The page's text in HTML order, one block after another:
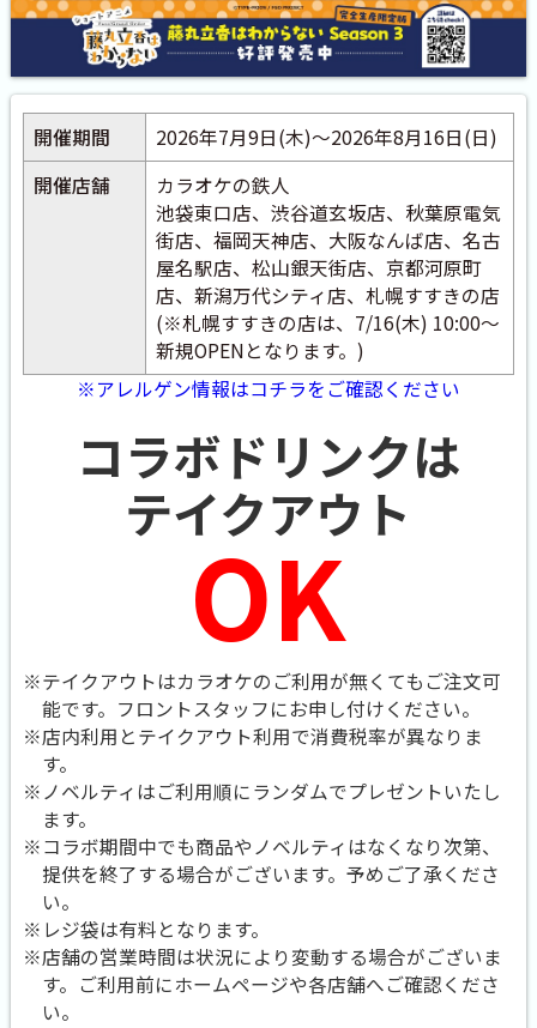
開催期間
2026年7月9日(木)～2026年8月16日(日)
開催店舗
カラオケの鉄人
池袋東口店、渋谷道玄坂店、秋葉原電気
街店、福岡天神店、大阪なんば店、名古
屋名駅店、松山銀天街店、京都河原町
店、新潟万代シティ店、札幌すすきの店
(※札幌すすきの店は、7/16(木) 10:00～
新規OPENとなります。)
※アレルゲン情報はコチラをご確認ください
コラボドリンクは
テイクアウト
OK
※テイクアウトはカラオケのご利用が無くてもご注文可
能です。 フロントスタッフにお申し付けください。
※店内利用とテイクアウト利用で消費税率が異なりま
す。
※ノベルティはご利用順にランダムでプレゼントいたし
ます。
※コラボ期間中でも商品やノベルティはなくなり次第、
提供を終了する場合がございます。予めご了承くださ
い。
※レジ袋は有料となります。
※店舗の営業時間は状況により変動する場合がございま
す。ご利用前にホームページや各店舗へご確認くださ
い。